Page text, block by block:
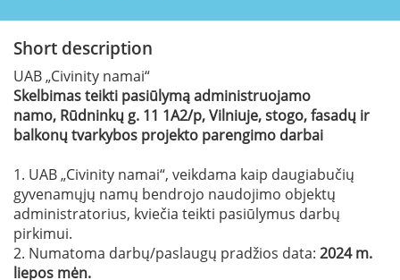
Short description
UAB „Civinity namai“
Skelbimas teikti pasiūlymą administruojamo
namo, Rūdninkų g. 11 1A2/p, Vilniuje, stogo, fasadų ir
balkonų tvarkybos projekto parengimo darbai
1. UAB „Civinity namai“, veikdama kaip daugiabučių
gyvenamųjų namų bendrojo naudojimo objektų
administratorius, kviečia teikti pasiūlymus darbų
pirkimui.
2. Numatoma darbų/paslaugų pradžios data: 2024 m.
liepos mėn.